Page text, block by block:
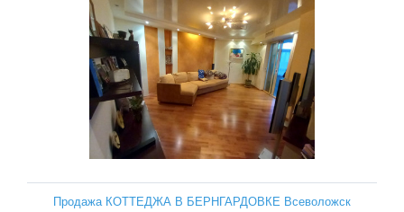
Продажа КОТТЕДЖА В БЕРНГАРДОВКЕ Всеволожск